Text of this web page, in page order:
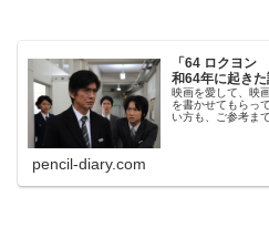
「64 ロクヨン
和64年に起きた
映画を愛して、映
を書かせてもらっ
い方も、ご参考ま
pencil-diary.com